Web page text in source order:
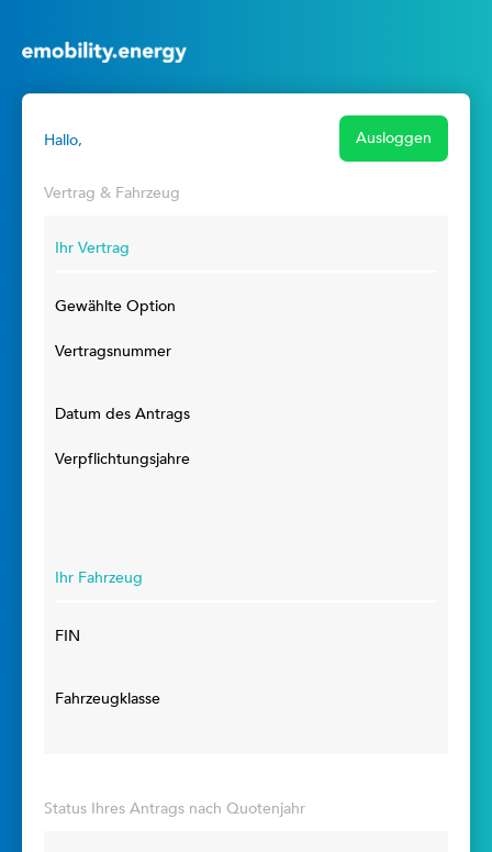
Ausloggen
Hallo,
Vertrag & Fahrzeug
Ihr Vertrag
Gewählte Option
Vertragsnummer
Datum des Antrags
Verpflichtungsjahre
Ihr Fahrzeug
FIN
Fahrzeugklasse
Status Ihres Antrags nach Quotenjahr